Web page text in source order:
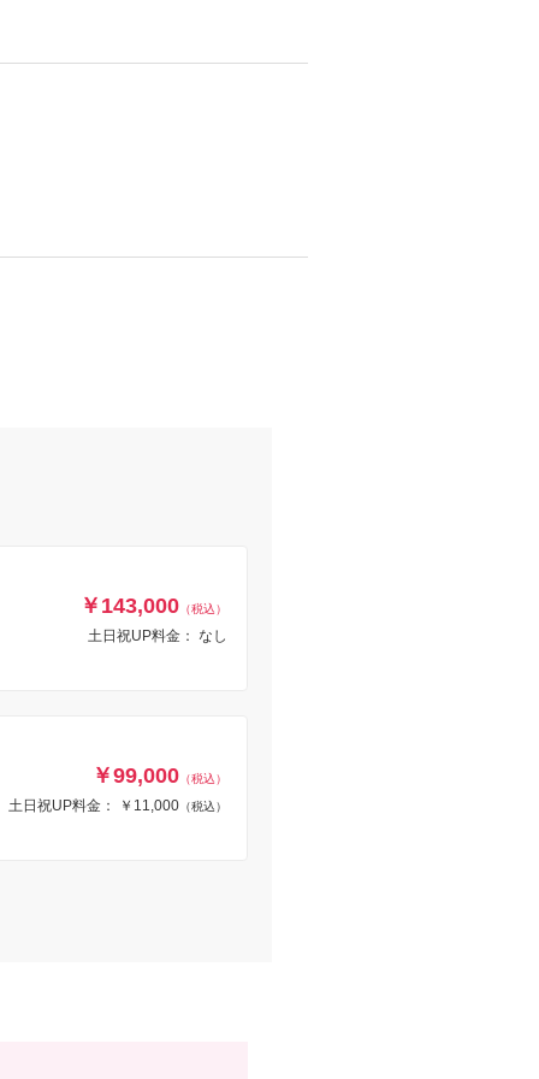
￥143,000 （税込）
土日祝UP料金： なし
￥99,000 （税込）
土日祝UP料金： ￥11,000 （税込）